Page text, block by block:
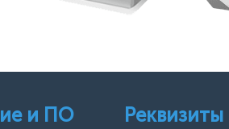
и ПО Реквизиты